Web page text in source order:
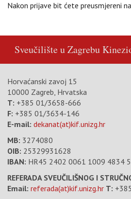
Nakon prijave bit ćete preusmjereni na
Sveučilište u Zagrebu
Horvaćanski zavoj 15
10000 Zagreb, Hrvatska
T: +385 01/3658-666
F: +385 01/3634-146
E-mail: dekanat(at)kif.unizg.hr
MB: 3274080
OIB: 25329931628
IBAN: HR45 2402 0061 1009 4834 5
REFERADA SVEUČILIŠNOG I
Email: referada(at)kif.unizg.hr T: